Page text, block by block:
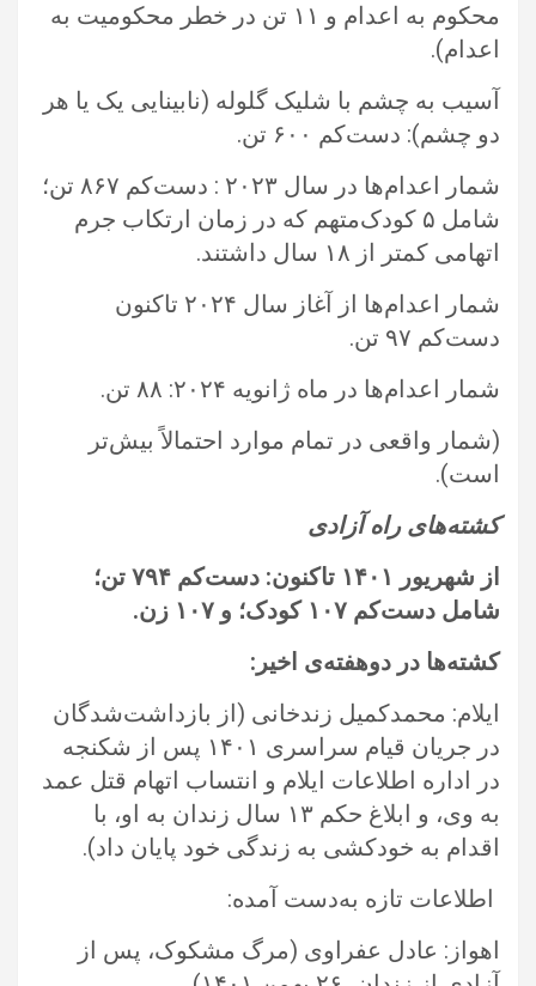
محکوم به اعدام و ۱۱ تن در خطر محکومیت ‏به
اعدام).‏
آسیب به چشم با شلیک گلوله (نابینایی یک یا هر
دو چشم): دست‌کم ۶۰۰ تن.‏
شمار اعدام‌ها در سال ۲۰۲۳ : دست‌کم ۸۶۷ تن؛
شامل ۵ کودک‌متهم که در زمان ارتکاب جرم
اتهامی کمتر از ۱۸ سال داشتند. ‏
شمار اعدام‌ها از آغاز سال ۲۰۲۴ تاکنون
دست‌کم ۹۷ تن. ‏
شمار اعدام‌ها در ماه ژانویه ۲۰۲۴: ۸۸ تن.‏
‏(شمار واقعی در تمام موارد احتمالاً بیش‌تر
است).‏
کشته‌های راه آزادی
از شهریور ۱۴۰۱ تاکنون: دست‌کم ۷۹۴ تن؛
شامل دست‌کم ۱۰۷ کودک؛ و ۱۰۷ زن.‏
کشته‌ها در دوهفته‌ی اخیر:
ایلام: محمدکمیل زندخانی (از بازداشت‌شدگان
در جریان قیام سراسری ۱۴۰۱ پس از شکنجه
در اداره اطلاعات ایلام و انتساب اتهام قتل عمد
به ‏وی، و ابلاغ حکم ۱۳ سال زندان به او، با
اقدام به خودکشی به زندگی خود پایان داد).‏
‏ اطلاعات تازه به‌دست‌ آمده:‏
اهواز: عادل عفراوی (مرگ مشکوک، پس از